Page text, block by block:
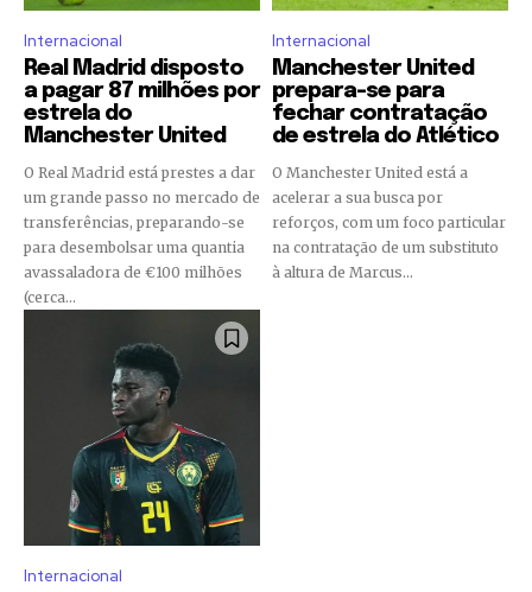
Internacional
Real Madrid disposto
a pagar 87 milhões por
estrela do
Manchester United
O Real Madrid está prestes a dar
um grande passo no mercado de
transferências, preparando-se
para desembolsar uma quantia
avassaladora de €100 milhões
(cerca...
Internacional
Manchester United
prepara-se para
fechar contratação
de estrela do Atlético
O Manchester United está a
acelerar a sua busca por
reforços, com um foco particular
na contratação de um substituto
à altura de Marcus...
Internacional